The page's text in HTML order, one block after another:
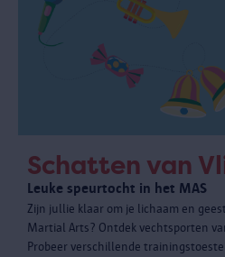
Schatten van
Leuke speurtocht in het MAS
Zijn jullie klaar om je lichaam en
Martial Arts? Ontdek vechtsporten
Probeer verschillende